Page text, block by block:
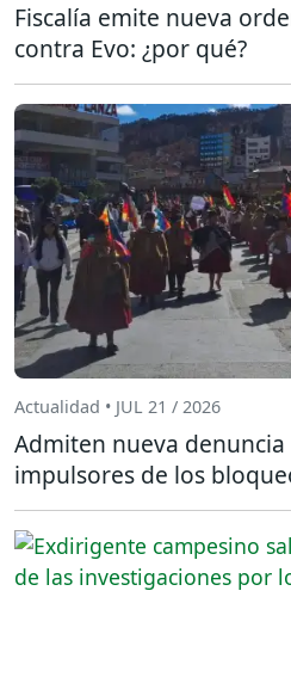
Fiscalía emite nueva
contra Evo: ¿por qué?
Actualidad • JUL 21 / 2026
Admiten nueva
impulsores de los